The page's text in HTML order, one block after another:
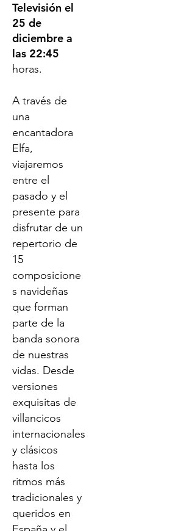
Televisión el
25 de
diciembre a
las 22:45
horas.
A través de
una
encantadora
Elfa,
viajaremos
entre el
pasado y el
presente para
disfrutar de un
repertorio de
15
composicione
s navideñas
que forman
parte de la
banda sonora
de nuestras
vidas. Desde
versiones
exquisitas de
villancicos
internacionales
y clásicos
hasta los
ritmos más
tradicionales y
queridos en